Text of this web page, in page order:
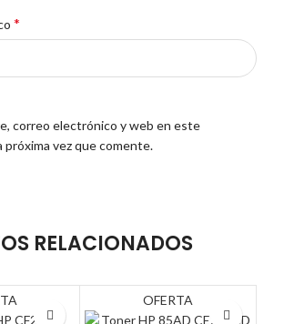
*
correo electrónico y web en este
próxima vez que comente.
RELACIONADOS
OFERTA